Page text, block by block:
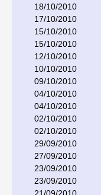
18/10/2010
17/10/2010
15/10/2010
15/10/2010
12/10/2010
10/10/2010
09/10/2010
04/10/2010
04/10/2010
02/10/2010
02/10/2010
29/09/2010
27/09/2010
23/09/2010
23/09/2010